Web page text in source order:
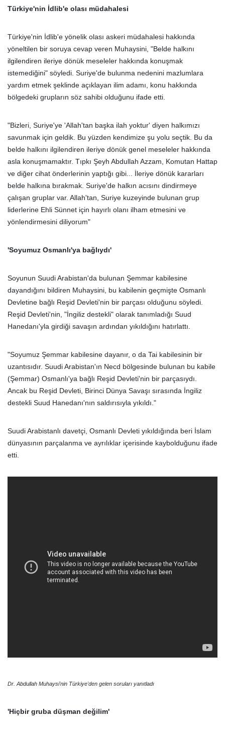
Türkiye'nin İdlib'e olası müdahalesi
Türkiye'nin İdlib'e yönelik olası askeri müdahalesi hakkında
yöneltilen bir soruya cevap veren Muhaysini, "Belde halkını
ilgilendiren ileriye dönük meseleler hakkında konuşmak
istemediğini" söyledi. Suriye'de bulunma nedenini mazlumlara
yardım etmek şeklinde açıklayan ilim adamı, konu hakkında
bölgedeki grupların söz sahibi olduğunu ifade etti.
"Bizleri, Suriye'ye 'Allah'tan başka ilah yoktur' diyen halkımızı
savunmak için geldik. Bu yüzden kendimize şu yolu seçtik. Bu da
belde halkını ilgilendiren ileriye dönük genel meseleler hakkında
asla konuşmamaktır. Tıpkı Şeyh Abdullah Azzam, Komutan Hattap
ve diğer cihat önderlerinin yaptığı gibi... İleriye dönük kararları
belde halkına bırakmak. Suriye'de halkın acısını dindirmeye
çalışan gruplar var. Allah'tan, Suriye kuzeyinde bulunan grup
liderlerine Ehli Sünnet için hayırlı olanı ilham etmesini ve
yönlendirmesini diliyorum"
'Soyumuz Osmanlı'ya bağlıydı'
Soyunun Suudi Arabistan'da bulunan Şemmar kabilesine
dayandığını bildiren Muhaysini, bu kabilenin geçmişte Osmanlı
Devletine bağlı Reşid Devleti'nin bir parçası olduğunu söyledi.
Reşid Devleti'nin, "İngiliz destekli" olarak tanımladığı Suud
Hanedanı'yla girdiği savaşın ardından yıkıldığını hatırlattı.
"Soyumuz Şemmar kabilesine dayanır, o da Tai kabilesinin bir
uzantısıdır. Suudi Arabistan'ın Necd bölgesinde bulunan bu kabile
(Şemmar) Osmanlı'ya bağlı Reşid Devleti'nin bir parçasıydı.
Ancak bu Reşid Devleti, Birinci Dünya Savaşı sırasında İngiliz
destekli Suud Hanedanı'nın saldırısıyla yıkıldı."
Suudi Arabistanlı davetçi, Osmanlı Devleti yıkıldığında beri İslam
dünyasının parçalanma ve ayrılıklar içerisinde kaybolduğunu ifade
etti.
Dr. Abdullah Muhaysi'nin Türkiye'den gelen soruları yanıtladı
'Hiçbir gruba düşman değilim'